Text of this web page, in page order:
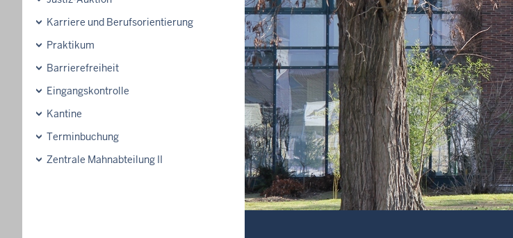
Karriere und Berufsorientierung
Praktikum
Barrierefreiheit
Eingangskontrolle
Kantine
Terminbuchung
Zentrale Mahnabteilung II